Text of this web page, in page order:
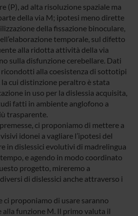
(P), ad alta risoluzione spaziale ma
della via M; ipotesi meno dirette
della fissazione binoculare,
temporale, sul difetto
alla ridotta attività della via
sulla disfunzione cerebellare. Dati
alla coesistenza di sottotipi
cui distinzione peraltro è stata
in uso per la dislessia acquisita,
fatti in ambiente anglofono a
trasparente.
ci proponiamo di mettere a
idonei a vagliare l’ipotesi del
in dislessici evolutivi di madrelingua
e agendo in modo coordinato
progetto, mireremo a
di dislessici anche attraverso i
ci proponiamo di usare saranno
funzione M. Il primo valuta il